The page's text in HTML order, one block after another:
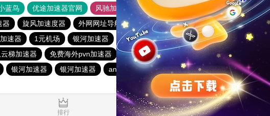
蓝鸟 优途加速器官网 风驰加速器
旋风加速器
器 旋风加速度器 外网网址导航 软件中心 速鹰666
暴雪加速器
速器 1元机场 银河加速器 hammer加速器 蚂蚁加速器
1元机场
梯加速器 免费海外pvn加速器 anyconnect
原子加速器
银河加速器 银河加速器 anyconnect
ikuuu.me加速器官网
排行 推荐